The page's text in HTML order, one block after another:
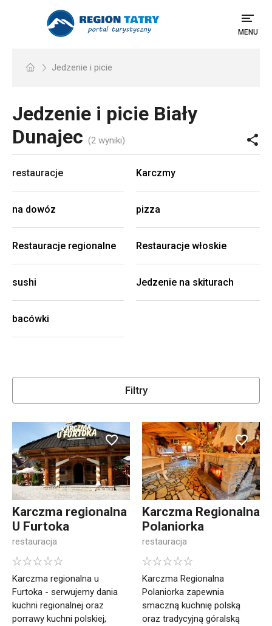
MENU
Jedzenie i picie
Jedzenie i picie Biały
Dunajec (2 wyniki)
restauracje Karczmy
na dowóz pizza
Restauracje regionalne Restauracje włoskie
sushi Jedzenie na skiturach
bacówki
Filtry
Karczma regionalna
U Furtoka
restauracja
Karczma regionalna u
Furtoka - serwujemy dania
kuchni regionalnej oraz
porrawy kuchni polskiej,
Karczma Regionalna
Polaniorka
restauracja
Karczma Regionalna
Polaniorka zapewnia
smaczną kuchnię polską
oraz tradycyjną góralską